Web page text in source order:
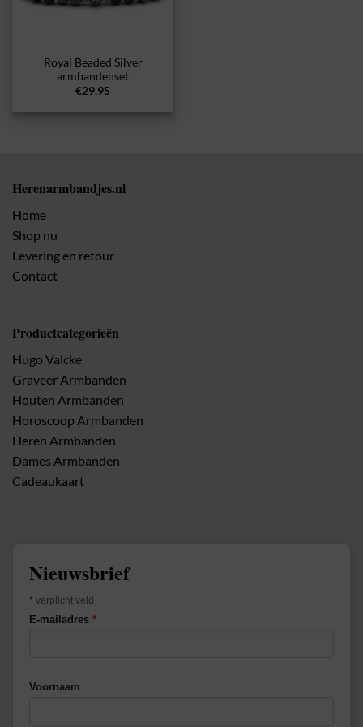
Royal Beaded Silver
armbandenset
€29.95
Herenarmbandjes.nl
Home
Shop nu
Levering en retour
Contact
Productcategorieën
Hugo Valcke
Graveer Armbanden
Houten Armbanden
Horoscoop Armbanden
Heren Armbanden
Dames Armbanden
Cadeaukaart
Nieuwsbrief
* verplicht veld
E-mailadres *
Voornaam